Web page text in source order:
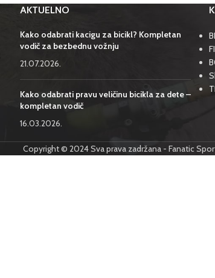
AKTUELNO
Kako odabrati kacigu za bicikl? Kompletan
vodič za bezbednu vožnju
21.07.2026.
Kako odabrati pravu veličinu bicikla za dete –
kompletan vodič
16.03.2026.
Copyright © 2024 Sva prava zadržana - Fanatic